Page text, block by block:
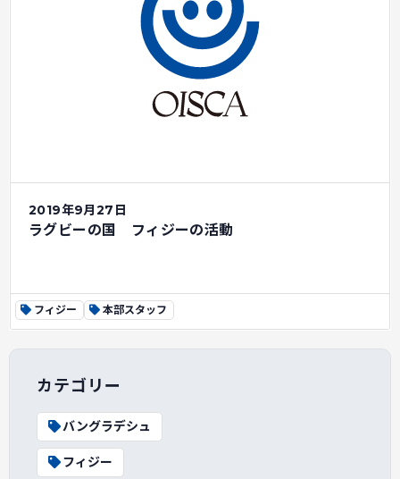
2019年9月27日
ラグビーの国 フィジーの活動
フィジー 本部スタッフ
カテゴリー
バングラデシュ
フィジー